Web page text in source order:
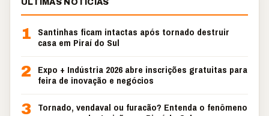
ÚLTIMAS NOTÍCIAS
1
Santinhas ficam intactas após tornado destruir
casa em Piraí do Sul
2
Expo + Indústria 2026 abre inscrições gratuitas para
feira de inovação e negócios
3 Tornado, vendaval ou furacão? Entenda o fenômeno